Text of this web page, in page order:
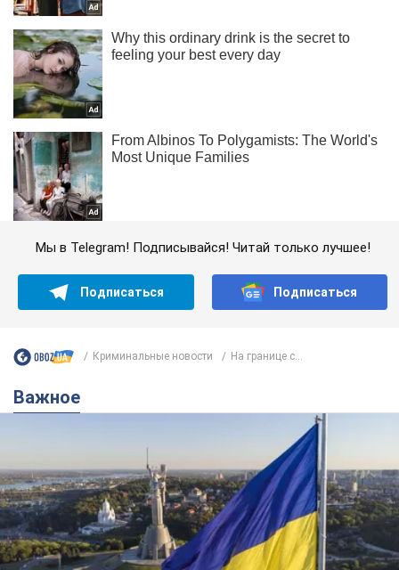
Мы в Telegram! Подписывайся! Читай только лучшее!
Подписаться Подписаться
Криминальные новости На границе с...
Важное